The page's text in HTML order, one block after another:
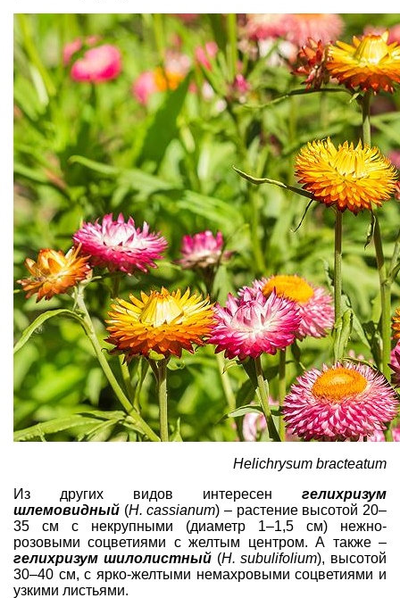
Helichrysum bracteatum
Из других видов интересен гелихризум
шлемовидный (Н. сassianum) – растение высотой 20–
35 см с некрупными (диаметр 1–1,5 см) нежно-
розовыми соцветиями с желтым центром. А также –
гелихризум шилолистный(H. subulifolium), высотой
30–40 см, с ярко-желтыми немахровыми соцветиями и
узкими листьями.